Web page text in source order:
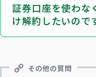
証券口座を使わな
け解約したいので
その他の質問